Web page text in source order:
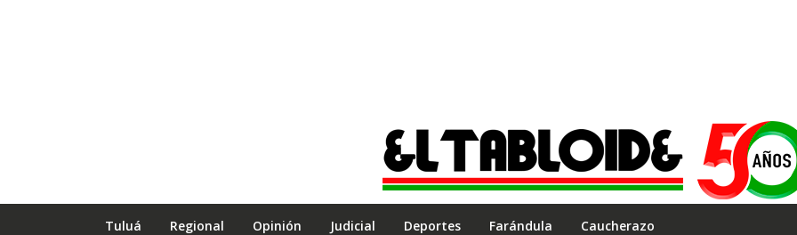
Tuluá Regional Opinión Judicial Deportes Farándula Caucherazo